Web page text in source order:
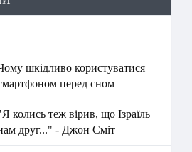
шкідливо користуватися
перед сном
колись теж вірив, що Ізраїль
друг..." - Джон Сміт